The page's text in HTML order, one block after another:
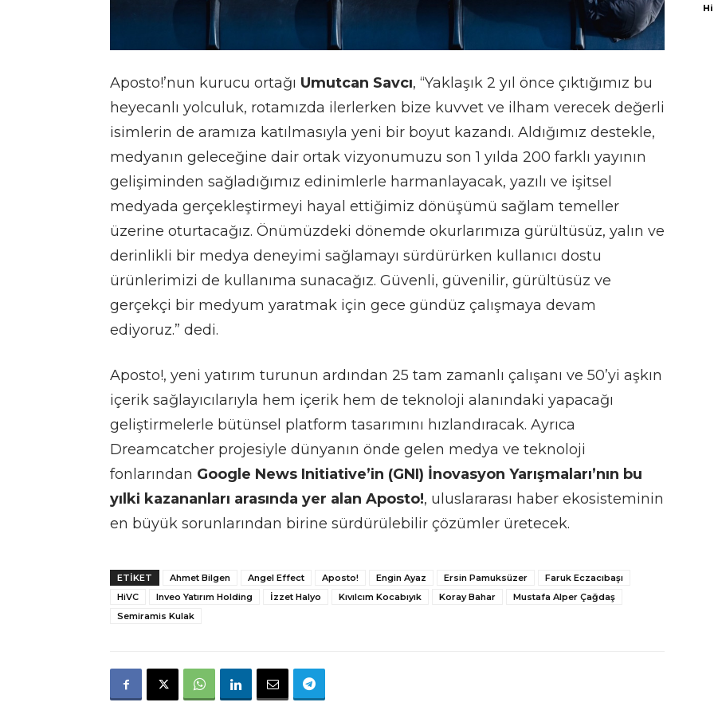
Aposto!’nun kurucu ortağı Umutcan Savcı, “Yaklaşık 2 yıl önce çıktığımız bu
heyecanlı yolculuk, rotamızda ilerlerken bize kuvvet ve ilham verecek değerli
isimlerin de aramıza katılmasıyla yeni bir boyut kazandı. Aldığımız destekle,
medyanın geleceğine dair ortak vizyonumuzu son 1 yılda 200 farklı yayının
gelişiminden sağladığımız edinimlerle harmanlayacak, yazılı ve işitsel
medyada gerçekleştirmeyi hayal ettiğimiz dönüşümü sağlam temeller
üzerine oturtacağız. Önümüzdeki dönemde okurlarımıza gürültüsüz, yalın ve
derinlikli bir medya deneyimi sağlamayı sürdürürken kullanıcı dostu
ürünlerimizi de kullanıma sunacağız. Güvenli, güvenilir, gürültüsüz ve
gerçekçi bir medyum yaratmak için gece gündüz çalışmaya devam
ediyoruz.” dedi.
Aposto!, yeni yatırım turunun ardından 25 tam zamanlı çalışanı ve 50’yi aşkın
içerik sağlayıcılarıyla hem içerik hem de teknoloji alanındaki yapacağı
geliştirmelerle bütünsel platform tasarımını hızlandıracak. Ayrıca
Dreamcatcher projesiyle dünyanın önde gelen medya ve teknoloji
fonlarından Google News Initiative’in (GNI) İnovasyon Yarışmaları’nın bu
yılki kazananları arasında yer alan Aposto!, uluslararası haber ekosisteminin
en büyük sorunlarından birine sürdürülebilir çözümler üretecek.
ETIKET Ahmet Bilgen Angel Effect Aposto! Engin Ayaz Ersin Pamuksüzer
Faruk Eczacıbaşı
HiVC
Inveo Yatırım Holding İzzet Halyo Kıvılcım Kocabıyık Koray Bahar
Mustafa Alper Çağdaş
Semiramis Kulak